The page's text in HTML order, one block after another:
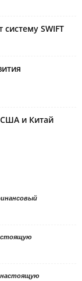
SWIFT
США и Китай